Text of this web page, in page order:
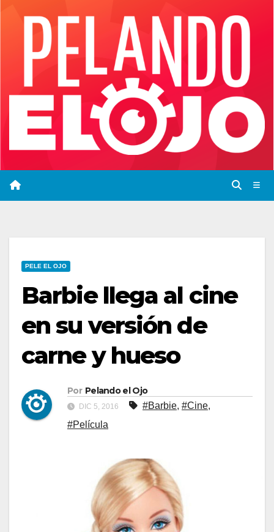
PELE EL OJO
Barbie llega al cine
en su versión de
carne y hueso
Por Pelando el Ojo
DIC 5, 2016 #Barbie, #Cine,
#Película